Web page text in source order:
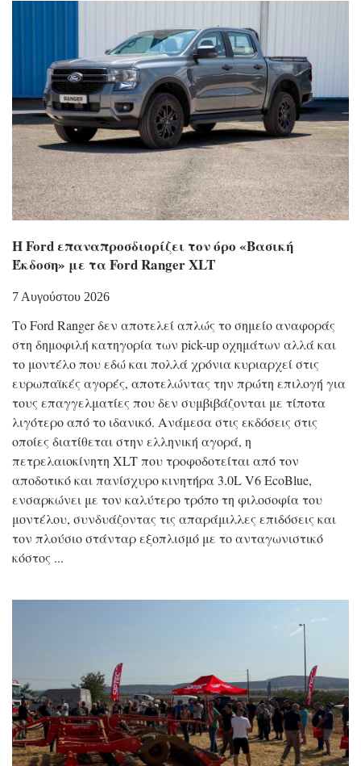
Η Ford επαναπροσδιορίζει τον όρο «Βασική
Έκδοση» με τα Ford Ranger XLT
7 Αυγούστου 2026
Το Ford Ranger δεν αποτελεί απλώς το σημείο αναφοράς
στη δημοφιλή κατηγορία των pick-up οχημάτων αλλά και
το μοντέλο που εδώ και πολλά χρόνια κυριαρχεί στις
ευρωπαϊκές αγορές, αποτελώντας την πρώτη επιλογή για
τους επαγγελματίες που δεν συμβιβάζονται με τίποτα
λιγότερο από το ιδανικό. Ανάμεσα στις εκδόσεις στις
οποίες διατίθεται στην ελληνική αγορά, η
πετρελαιοκίνητη XLT που τροφοδοτείται από τον
αποδοτικό και πανίσχυρο κινητήρα 3.0L V6 EcoBlue,
ενσαρκώνει με τον καλύτερο τρόπο τη φιλοσοφία του
μοντέλου, συνδυάζοντας τις απαράμιλλες επιδόσεις και
τον πλούσιο στάνταρ εξοπλισμό με το ανταγωνιστικό
κόστος